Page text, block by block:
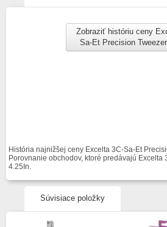
Zobraziť históriu ceny
Sa-Et Precision
História najnižšej ceny Excelta 3C-Sa-Et
Porovnanie obchodov, ktoré predávajú Excelta
4.25In.
Súvisiace položky